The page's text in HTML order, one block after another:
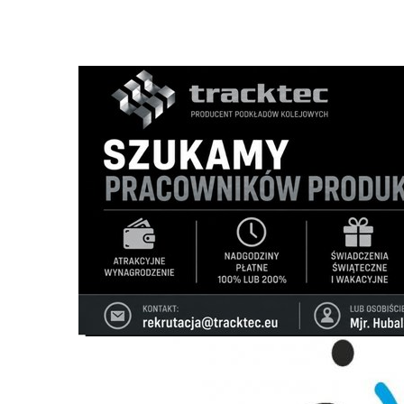
Ścieżka
nawigacyjna
Strona główna Wiadomości /Z życia miasta
Nowe
Z ŻYCIA MIASTA 22/02/2024/ 32 Komentarzy
Nowe logo nie przetrwało nawet doby